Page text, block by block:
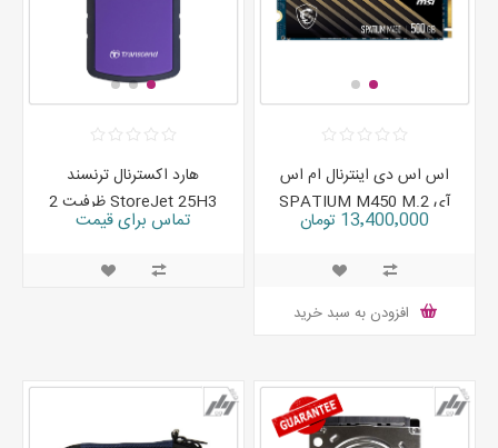
اس اس دی اینترنال ام اس
آی SPATIUM M450 M.2
ظرفیت 500 گیگابایت
13٬400٬000 تومان
افزودن به سبد خرید
هارد اکسترنال ترنسند
StoreJet 25H3 ظرفیت 2
ترابایت
تماس برای قیمت